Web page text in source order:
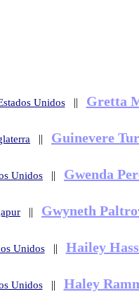
Unidos|| Gretta
|| Guinevere
Unidos || Gwenda
|| Gwyneth
Unidos|| Hailey
Unidos|| Haley